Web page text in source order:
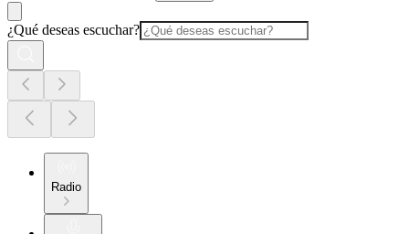
¿Qué deseas escuchar?
Radio